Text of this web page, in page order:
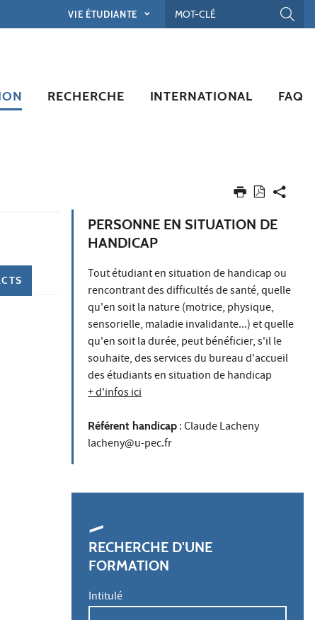
VIE ÉTUDIANTE
RECHERCHE INTERNATIONAL FAQ
PERSONNE EN SITUATION DE
HANDICAP
Tout étudiant en situation de handicap ou
rencontrant des difficultés de santé, quelle
qu'en soit la nature (motrice, physique,
sensorielle, maladie invalidante...) et quelle
qu'en soit la durée, peut bénéficier, s'il le
souhaite, des services du bureau d'accueil
des étudiants en situation de handicap
+ d'infos ici
Référent handicap : Claude Lacheny
lacheny@u-pec.fr
RECHERCHE D'UNE
FORMATION
Intitulé